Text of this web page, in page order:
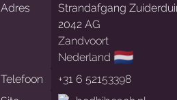
Adres
Strandafgang
2042 AG
Zandvoort
Nederland 🇳🇱
Telefoon
+31 6 52153398